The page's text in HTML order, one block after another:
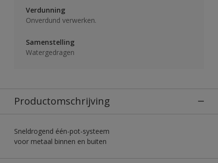
Verdunning
Onverdund verwerken.
Samenstelling
Watergedragen
Productomschrijving
Sneldrogend één-pot-systeem
voor metaal binnen en buiten